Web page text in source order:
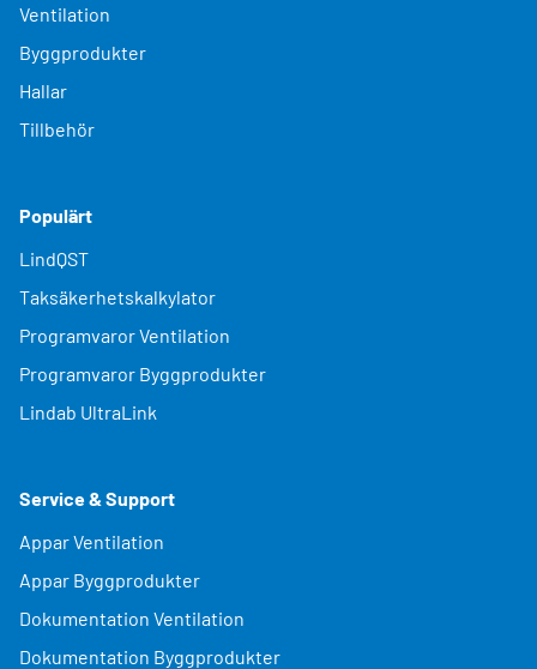
Ventilation
Byggprodukter
Hallar
Tillbehör
Populärt
LindQST
Taksäkerhetskalkylator
Programvaror Ventilation
Programvaror Byggprodukter
Lindab UltraLink
Service & Support
Appar Ventilation
Appar Byggprodukter
Dokumentation Ventilation
Dokumentation Byggprodukter